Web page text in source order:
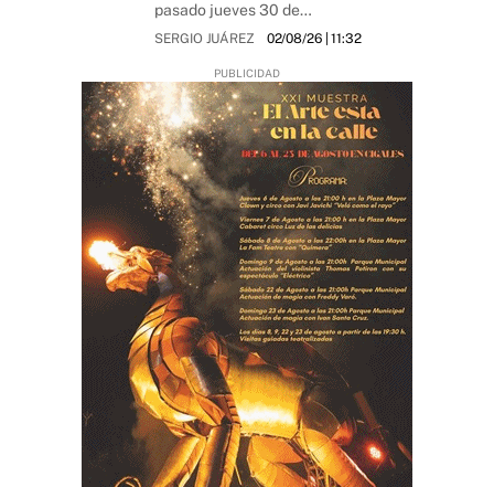
pasado jueves 30 de…
SERGIO JUÁREZ 02/08/26| 11:32